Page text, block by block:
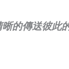
晰的傳送彼此